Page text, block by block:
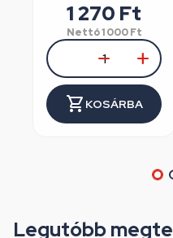
1 270 Ft
Nettó1 000 Ft
KOSÁRBA
Legutóbb